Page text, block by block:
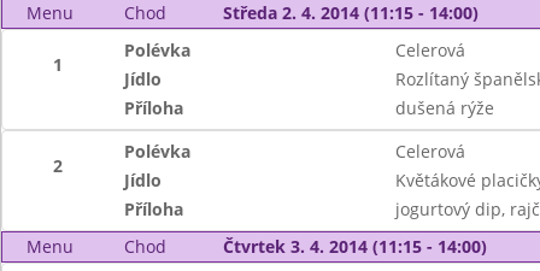
Menu
Chod Středa 2. 4. 2014 (11:15 - 14:00)
1
Polévka
Celerová
Jídlo
Rozlítaný
Příloha
dušená rýže
2
Polévka
Celerová
Jídlo
Květákové
Příloha
jogurtový dip,
Menu
Chod Čtvrtek 3. 4. 2014 (11:15 - 14:00)